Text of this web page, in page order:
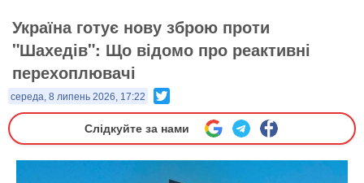
Україна готує нову зброю проти
"Шахедів": Що відомо про реактивні
перехоплювачі
середа, 8 липень 2026, 17:22
Слідкуйте за нами